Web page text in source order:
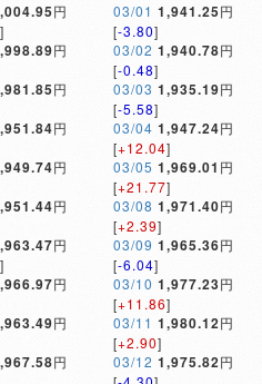
円
]
円
円
円
円
円
円
]
円
円
円
03/01 1,941.25円
[-3.80]
03/02 1,940.78円
[-0.48]
03/03 1,935.19円
[-5.58]
03/04 1,947.24円
[+12.04]
03/05 1,969.01 円
[+21.77]
03/08 1,971.40円
[+2.39]
03/09 1,965.36円
[-6.04]
03/10 1,977.23円
[+11.86]
03/11 1,980.12円
[+2.90]
03/12 1,975.82円